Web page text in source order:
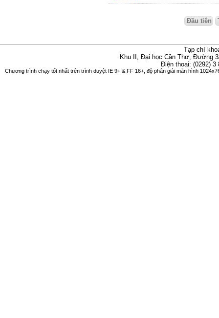
Đầu tiên
Tạp chí
Khu II, Đại học Cần Thơ, Đường
Điện thoại: (0292)
Chương trình chạy tốt nhất trên trình duyệt IE 9+ & FF 16+, độ phân giải màn hình